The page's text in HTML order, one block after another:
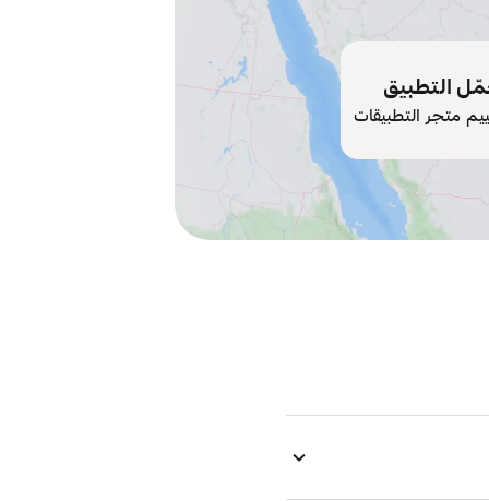
التطبيق
متجر التطبيقات